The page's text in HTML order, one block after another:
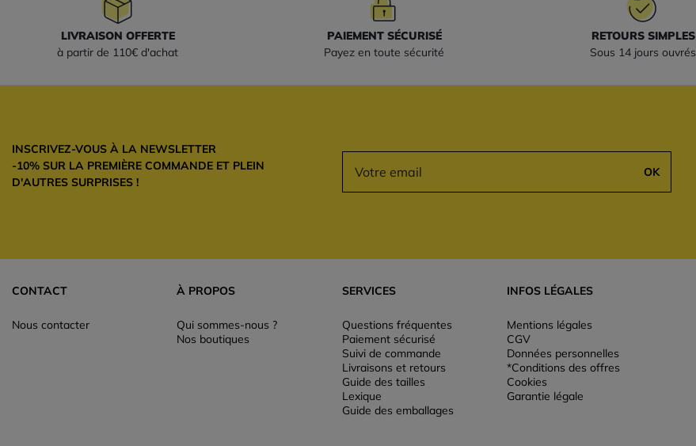
LIVRAISON OFFERTE
à partir de 110€ d'achat
PAIEMENT SÉCURISÉ
Payez en toute sécurité
RETOURS SIMPLES
Sous 14 jours ouvrés
INSCRIVEZ-VOUS À LA NEWSLETTER
-10% SUR LA PREMIÈRE COMMANDE ET PLEIN
D'AUTRES SURPRISES !
OK
CONTACT
Nous contacter
À PROPOS
Qui sommes-nous ?
Nos boutiques
SERVICES
Questions fréquentes
Paiement sécurisé
Suivi de commande
Livraisons et retours
Guide des tailles
Lexique
Guide des emballages
INFOS LÉGALES
Mentions légales
CGV
Données personnelles
*Conditions des offres
Cookies
Garantie légale